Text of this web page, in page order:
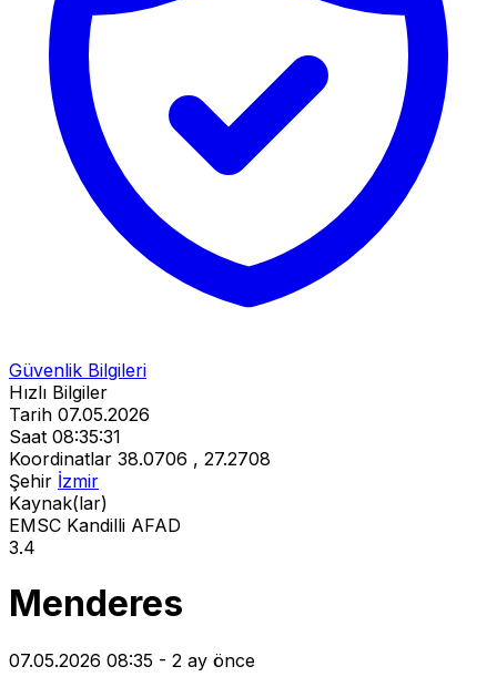
Güvenlik Bilgileri
Hızlı Bilgiler
Tarih 07.05.2026
Saat 08:35:31
Koordinatlar 38.0706 , 27.2708
Şehir İzmir
Kaynak(lar)
EMSC Kandilli AFAD
3.4
Menderes
07.05.2026 08:35 - 2 ay önce